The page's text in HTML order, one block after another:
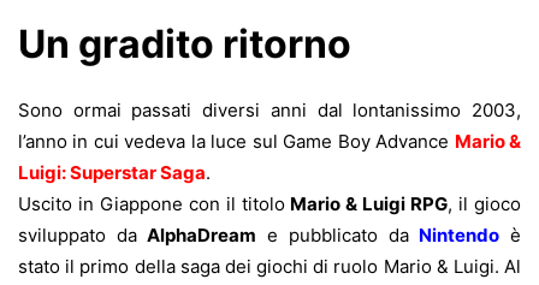
Un gradito ritorno
Sono ormai passati diversi anni dal lontanissimo 2003,
l’anno in cui vedeva la luce sul Game Boy Advance Mario &
Luigi: Superstar Saga.
Uscito in Giappone con il titolo Mario & Luigi RPG, il gioco
sviluppato daAlphaDream e pubblicato da Nintendo è
stato il primo della saga dei giochi di ruolo Mario & Luigi. Al